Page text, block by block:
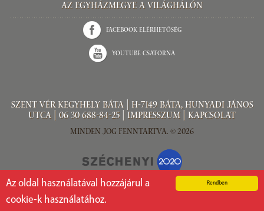
Rendben
Az oldal használatával hozzájárul a
cookie-k használatához.
Az Egyházmegye a világhálón
Facebook elérhetőség
Youtube csatorna
Szent Vér kegyhely Báta | H-7149 Báta, Hunyadi János
utca | 06 30 688-84-25| Impresszum Kapcsolat
Minden jog fenntartva. © 2026